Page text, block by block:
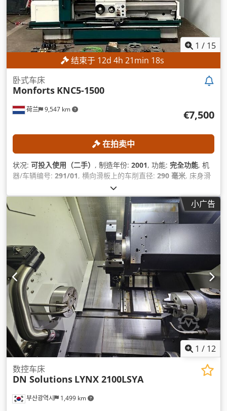
1 / 15
结束于 12d 4h 21min 17s
荷兰 9,547 km
卧式车床
Monforts KNC5-1500
€7,500
在拍卖中
状况: 可投入使用（二手） , 制造年份: 2001, 功能: 完全功能, 机
器/车辆编号: 291/01, 横向滑板上的车削直径: 290 毫米, 床身滑
, 中心高度:
大）:2,800 转/分, 中心距:1,500 毫米,
小广告
1 / 12
부산광역시 1,499 km
数控车床
DN Solutions LYNX 2100LSYA